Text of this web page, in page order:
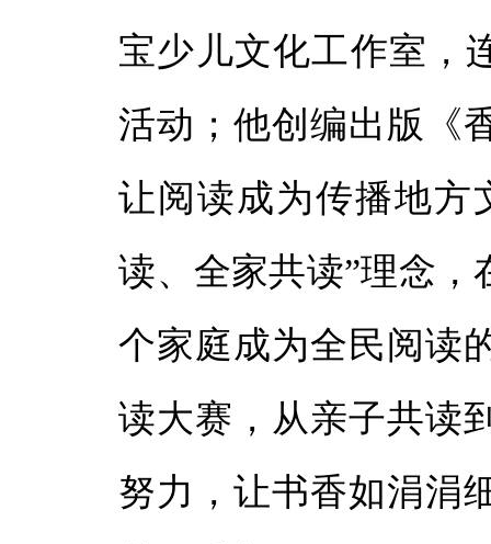
宝少儿文化工作室，
活动；他创编出版《
让阅读成为传播地方
读、全家共读”理念
个家庭成为全民阅读
读大赛，从亲子共读
努力，让书香如涓涓